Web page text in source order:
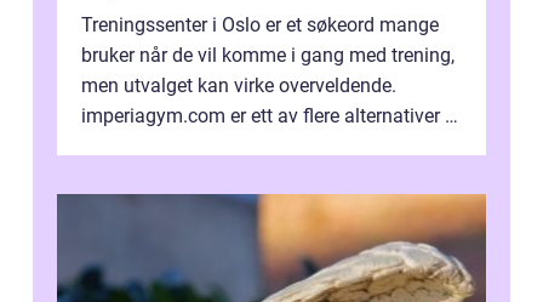
Treningssenter i Oslo er et søkeord mange
bruker når de vil komme i gang med trening,
men utvalget kan virke overveldende.
imperiagym.com er ett av flere alternativer i